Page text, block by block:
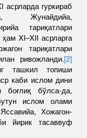
гуркираб
Жунайдийа,
тариқатлари
XI–XII асрларга
тариқатлари
ривожланди.[2]
ташкил топиши
каби ислом дини
боғлиқ бўлса-да,
ислом олами
Хожагон-
йирик тасаввуф